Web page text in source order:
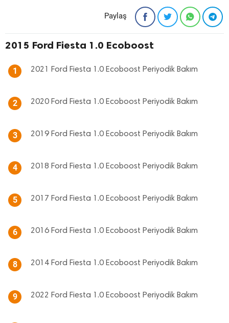
Paylaş
2015 Ford Fiesta 1.0 Ecoboost
1 2021 Ford Fiesta 1.0 Ecoboost Periyodik Bakım
2 2020 Ford Fiesta 1.0 Ecoboost Periyodik Bakım
3 2019 Ford Fiesta 1.0 Ecoboost Periyodik Bakım
4 2018 Ford Fiesta 1.0 Ecoboost Periyodik Bakım
5 2017 Ford Fiesta 1.0 Ecoboost Periyodik Bakım
6 2016 Ford Fiesta 1.0 Ecoboost Periyodik Bakım
8 2014 Ford Fiesta 1.0 Ecoboost Periyodik Bakım
9 2022 Ford Fiesta 1.0 Ecoboost Periyodik Bakım